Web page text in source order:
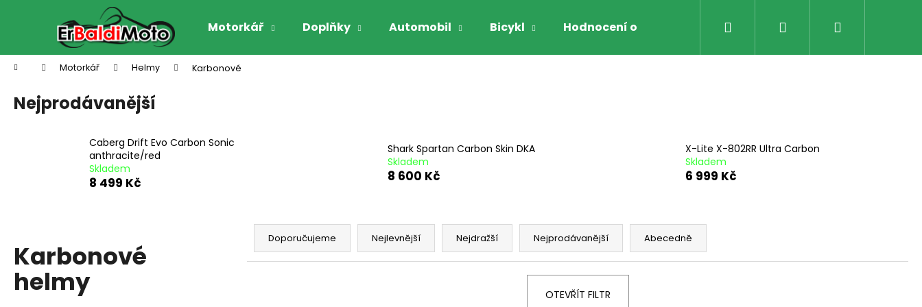
Motorkář Doplňky Automobil Bicykl Hodnocení obchodu Obchodní Podmínky
Přihlášení
Domů Motorkář Helmy Karbonové
Nejprodávanější
Caberg Drift Evo Carbon Sonic
anthracite/red
Skladem
8 499 Kč
Shark Spartan Carbon Skin DKA
Skladem
8 600 Kč
X-Lite X-802RR Ultra Carbon
Skladem
6 999 Kč
Karbonové
helmy
Ř
z
Doporučujeme Nejlevnější Nejdražší Nejprodávanější Abecedně
OTEVŘÍT FILTR
í
Zpět
do
obchodu
Zpět
do
obchodu
MUC-OFF NANO TECH BIKE CLEANER, GARIBALDI RUKAVICE NA MOTO